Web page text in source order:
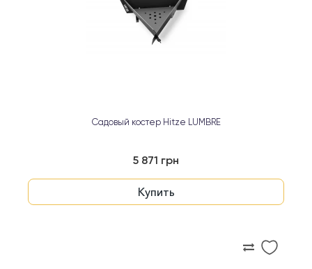
Садовый костер Hitze LUMBRE
5 871 грн
Купить